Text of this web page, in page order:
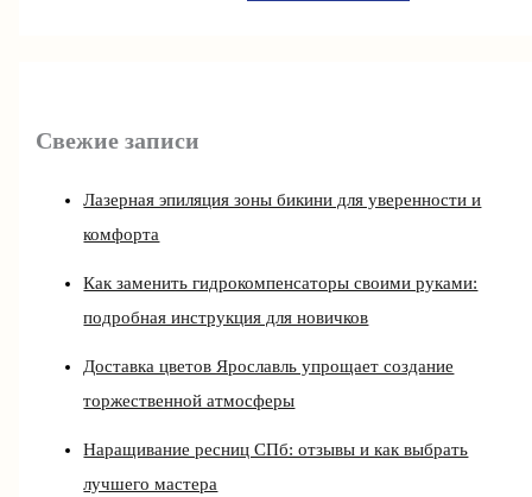
Свежие записи
Лазерная эпиляция зоны бикини для уверенности и
комфорта
Как заменить гидрокомпенсаторы своими руками:
подробная инструкция для новичков
Доставка цветов Ярославль упрощает создание
торжественной атмосферы
Наращивание ресниц СПб: отзывы и как выбрать
лучшего мастера